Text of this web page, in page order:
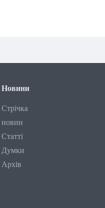
Новини
Стрічка
новин
Статті
Думки
Архів